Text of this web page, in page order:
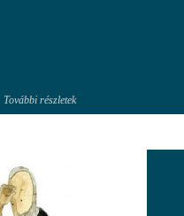
További részletek